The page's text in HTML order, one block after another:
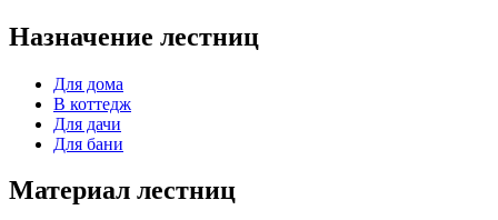
Назначение лестниц
Для дома
В коттедж
Для дачи
Для бани
Материал лестниц